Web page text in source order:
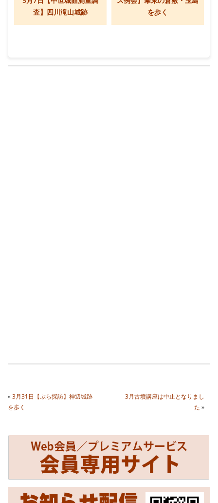
を歩く
査】四川滝山城跡
«3月31日【ぶら探訪】神辺城跡
を歩く
3月古墳講座は中止となりまし
た »